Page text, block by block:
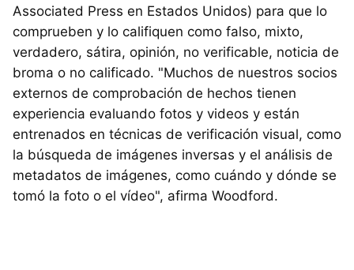
Associated Press en Estados Unidos) para que lo
comprueben y lo califiquen como falso, mixto,
verdadero, sátira, opinión, no verificable, noticia de
broma o no calificado. "Muchos de nuestros socios
externos de comprobación de hechos tienen
experiencia evaluando fotos y videos y están
entrenados en técnicas de verificación visual, como
la búsqueda de imágenes inversas y el análisis de
metadatos de imágenes, como cuándo y dónde se
tomó la foto o el vídeo", afirma Woodford.